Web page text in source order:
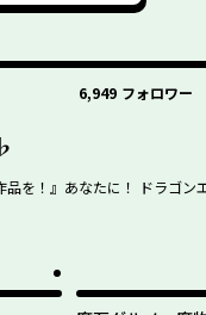
6,949 フォロワー
品を！』あなたに！ ドラゴン